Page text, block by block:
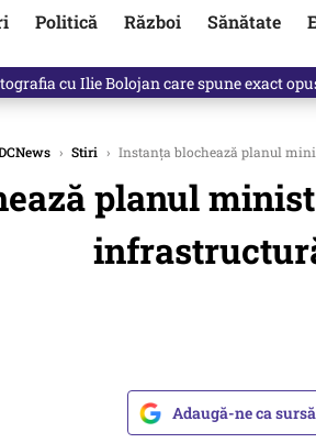
Politică Război Sănătate
Dumitrescu îi cere scuze, public, lui
› Stiri › Instanța blochează planul
planul
Adaugă-ne ca